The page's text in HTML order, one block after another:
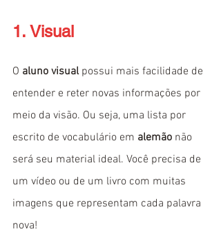
1. Visual
O aluno visual possui mais facilidade de
entender e reter novas informações por
meio da visão. Ou seja, uma lista por
escrito de vocabulário em alemão não
será seu material ideal. Você precisa de
um vídeo ou de um livro com muitas
imagens que representam cada palavra
nova!